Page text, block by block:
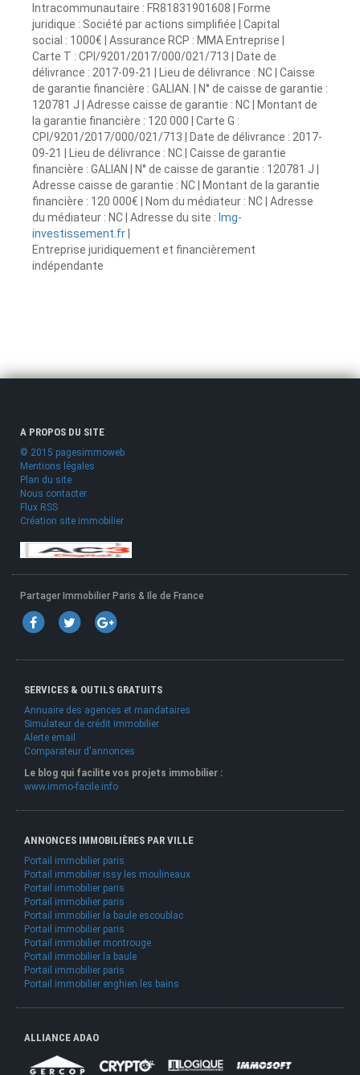
Intracommunautaire : FR81831901608 | Forme
juridique : Société par actions simplifiée | Capital
social : 1000€ | Assurance RCP : MMA Entreprise |
Carte T : CPI/9201/2017/000/021/713 | Date de
délivrance : 2017-09-21 | Lieu de délivrance : NC | Caisse
de garantie financière : GALIAN. | N° de caisse de garantie :
120781 J | Adresse caisse de garantie : NC | Montant de
la garantie financière : 120 000 | Carte G :
CPI/9201/2017/000/021/713 | Date de délivrance : 2017-
09-21 | Lieu de délivrance : NC | Caisse de garantie
financière : GALIAN | N° de caisse de garantie : 120781 J |
Adresse caisse de garantie : NC | Montant de la garantie
financière : 120 000€ | Nom du médiateur : NC | Adresse
du médiateur : NC | Adresse du site : lmg-
investissement.fr
Entreprise juridiquement et financièrement
indépendante
A PROPOS DU SITE
© 2015 pagesimmoweb
Mentions légales
Plan du site
Nous contacter
Flux RSS
Création site immobilier
Partager Immobilier Paris & Ile de France
SERVICES & OUTILS GRATUITS
Annuaire des agences et mandataires
Simulateur de crédit immobilier
Alerte email
Comparateur d'annonces
Le blog qui facilite vos projets immobilier :
www.immo-facile.info
ANNONCES IMMOBILIÈRES PAR VILLE
Portail immobilier paris
Portail immobilier issy les moulineaux
Portail immobilier paris
Portail immobilier paris
Portail immobilier la baule escoublac
Portail immobilier paris
Portail immobilier montrouge
Portail immobilier la baule
Portail immobilier paris
Portail immobilier enghien les bains
ALLIANCE ADAO